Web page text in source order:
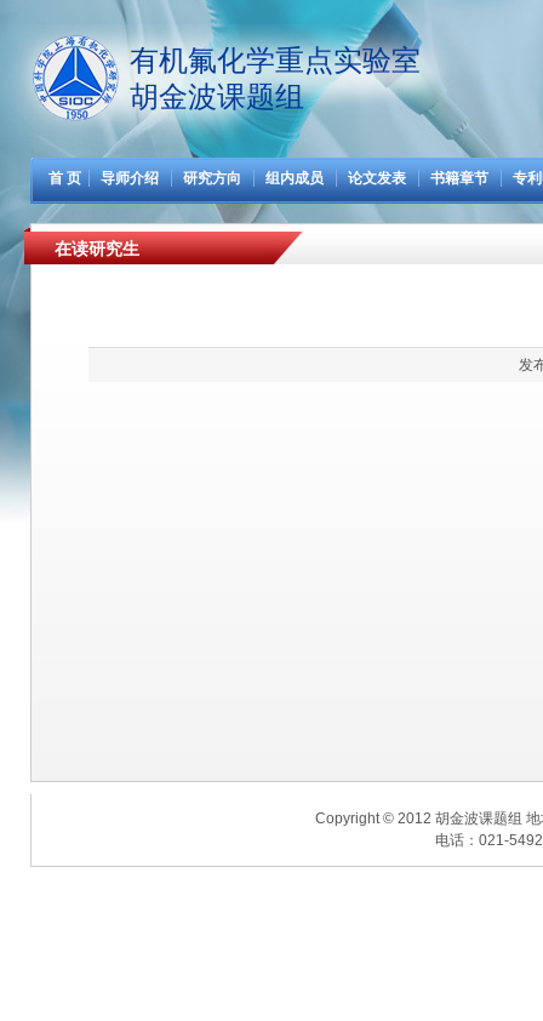
有机氟化学重点实验室
胡金波课题组
首 页 导师介绍 研究方向 组内成员 论文发表 书籍章节 专
在读研究生
发
Copyright © 2012 胡金波课题组
电话：021-